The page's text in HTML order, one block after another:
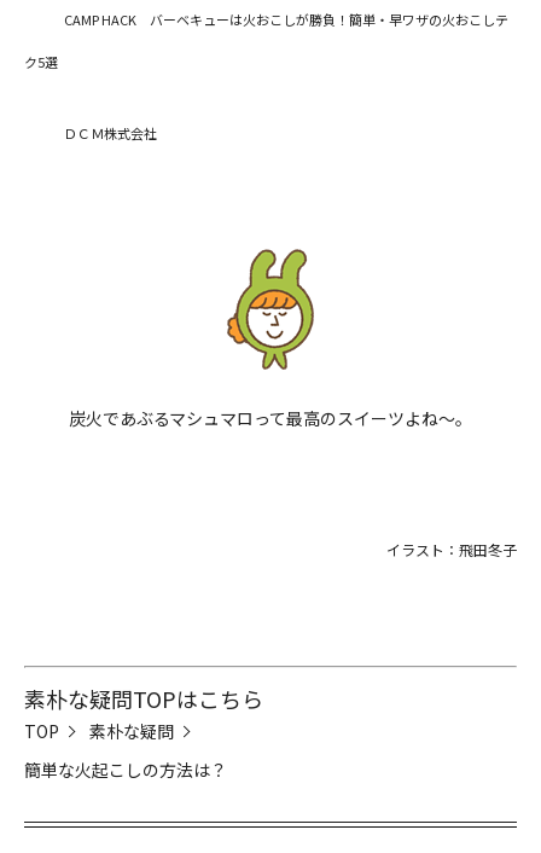
CAMP HACK バーベキューは火おこしが勝負！簡単・早ワザの火おこしテ
ク5選
ＤＣＭ株式会社
炭火であぶるマシュマロって最高のスイーツよね～。
イラスト：飛田冬子
素朴な疑問TOPはこちら
TOP
素朴な疑問
簡単な火起こしの方法は？